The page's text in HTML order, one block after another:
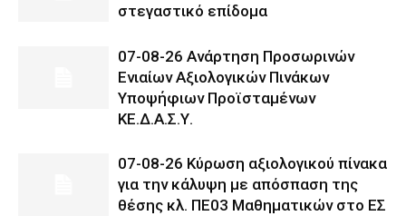
στεγαστικό επίδομα
07-08-26 Ανάρτηση Προσωρινών
Ενιαίων Αξιολογικών Πινάκων
Υποψήφιων Προϊσταμένων
ΚΕ.Δ.Α.Σ.Υ.
07-08-26 Κύρωση αξιολογικού πίνακα
για την κάλυψη με απόσπαση της
θέσης κλ. ΠΕ03 Μαθηματικών στο ΕΣ